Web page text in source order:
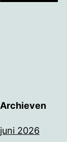
Archieven
juni 2026